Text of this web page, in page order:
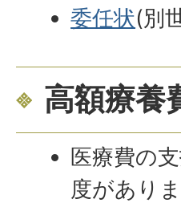
委任状(別
高額療養
医療費の
度がありま